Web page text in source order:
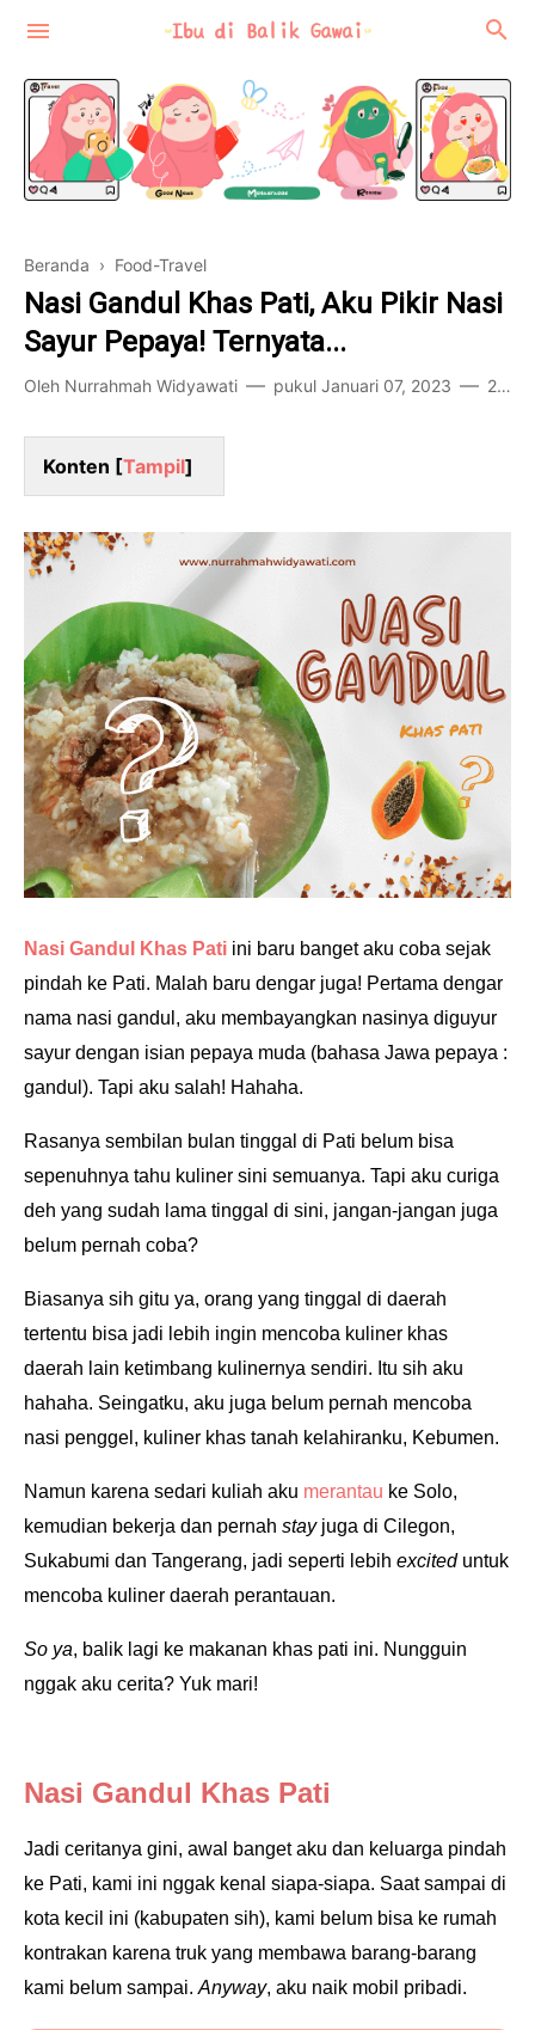
Motherhood
Review
Food-Travel
Beranda › Food-Travel
Nasi Gandul Khas Pati, Aku Pikir Nasi
Sayur Pepaya! Ternyata...
Oleh Nurrahmah Widyawati pukul Januari 07, 2023 2 komentar
Konten [Tampil]
Nasi Gandul Khas Pati ini baru banget aku coba sejak
pindah ke Pati. Malah baru dengar juga! Pertama dengar
nama nasi gandul, aku membayangkan nasinya diguyur
sayur dengan isian pepaya muda (bahasa Jawa pepaya :
gandul). Tapi aku salah! Hahaha.
Rasanya sembilan bulan tinggal di Pati belum bisa
sepenuhnya tahu kuliner sini semuanya. Tapi aku curiga
deh yang sudah lama tinggal di sini, jangan-jangan juga
belum pernah coba?
Biasanya sih gitu ya, orang yang tinggal di daerah
tertentu bisa jadi lebih ingin mencoba kuliner khas
daerah lain ketimbang kulinernya sendiri. Itu sih aku
hahaha. Seingatku, aku juga belum pernah mencoba
nasi penggel, kuliner khas tanah kelahiranku, Kebumen.
Namun karena sedari kuliah aku merantau ke Solo,
kemudian bekerja dan pernah stay juga di Cilegon,
Sukabumi dan Tangerang, jadi seperti lebih excited untuk
mencoba kuliner daerah perantauan.
So ya, balik lagi ke makanan khas pati ini. Nungguin
nggak aku cerita? Yuk mari!
Nasi Gandul Khas Pati
Jadi ceritanya gini, awal banget aku dan keluarga pindah
ke Pati, kami ini nggak kenal siapa-siapa. Saat sampai di
kota kecil ini (kabupaten sih), kami belum bisa ke rumah
kontrakan karena truk yang membawa barang-barang
kami belum sampai. Anyway, aku naik mobil pribadi.